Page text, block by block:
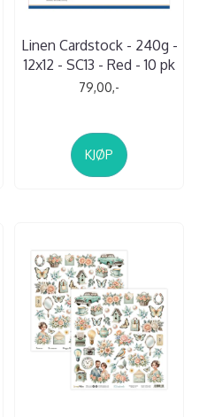
Linen Cardstock - 240g -
12x12 - SC13 - Red - 10 pk
79,00,-
KJØP